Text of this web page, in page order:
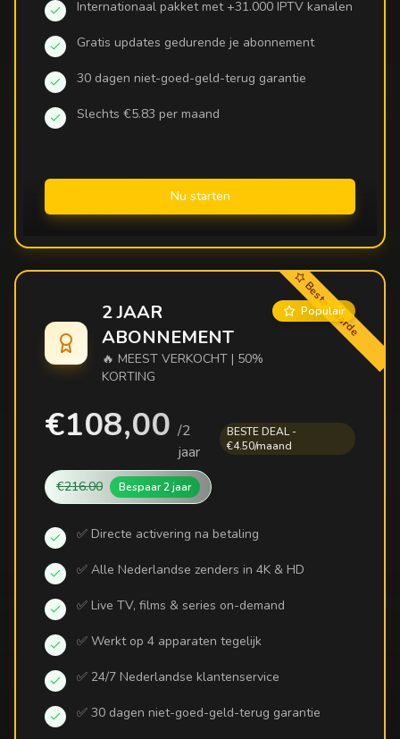
Internationaal pakket met +31.000 IPTV kanalen
Gratis updates gedurende je abonnement
30 dagen niet-goed-geld-terug garantie
Slechts €5.83 per maand
Nu starten
Beste waarde
2 JAAR
ABONNEMENT
🔥 MEEST VERKOCHT | 50%
KORTING
Populair
€108,00 /2
jaar
BESTE DEAL -
€4.50/maand
€216.00 Bespaar2 jaar
✅ Directe activering na betaling
✅ Alle Nederlandse zenders in 4K & HD
✅ Live TV, films & series on-demand
✅ Werkt op 4 apparaten tegelijk
✅ 24/7 Nederlandse klantenservice
✅ 30 dagen niet-goed-geld-terug garantie